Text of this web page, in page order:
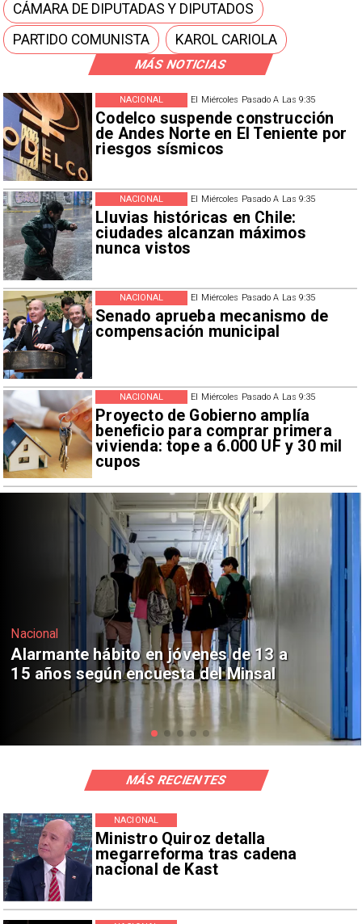
MÁS NOTICIAS
El Miércoles Pasado A Las 9:35
Codelco suspende construcción
de Andes Norte en El Teniente por
riesgos sísmicos
NACIONAL
El Miércoles Pasado A Las 9:35
Lluvias históricas en Chile:
ciudades alcanzan máximos
nunca vistos
NACIONAL
El Miércoles Pasado A Las 9:35
Senado aprueba mecanismo de
compensación municipal
NACIONAL
El Miércoles Pasado A Las 9:35
Proyecto de Gobierno amplía
beneficio para comprar primera
vivienda: tope a 6.000 UF y 30 mil
cupos
NACIONAL
CÁMARA DE DIPUTADAS Y DIPUTADOS
PARTIDO COMUNISTA
KAROL CARIOLA
Regiones
Aprueban creación del Parque
Sebastián Piñera con inversión de $4
mil millones
Ministro Quiroz detalla
megarreforma tras cadena
nacional de Kast
NACIONAL
MÁS RECIENTES